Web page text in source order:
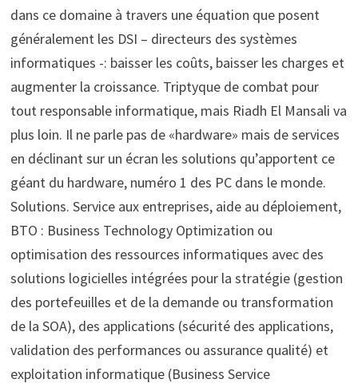
dans ce domaine à travers une équation que posent
généralement les DSI – directeurs des systèmes
informatiques -: baisser les coûts, baisser les charges et
augmenter la croissance. Triptyque de combat pour
tout responsable informatique, mais Riadh El Mansali va
plus loin. Il ne parle pas de «hardware» mais de services
en déclinant sur un écran les solutions qu’apportent ce
géant du hardware, numéro 1 des PC dans le monde.
Solutions. Service aux entreprises, aide au déploiement,
BTO : Business Technology Optimization ou
optimisation des ressources informatiques avec des
solutions logicielles intégrées pour la stratégie (gestion
des portefeuilles et de la demande ou transformation
de la SOA), des applications (sécurité des applications,
validation des performances ou assurance qualité) et
exploitation informatique (Business Service